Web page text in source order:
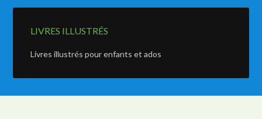
LIVRES ILLUSTRÉS
Livres illustrés pour enfants et ados